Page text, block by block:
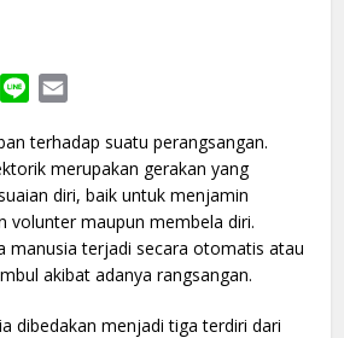
Messenger
Line
terhadap suatu perangsangan.
merupakan gerakan yang
diri, baik untuk menjamin
volunter maupun membela diri.
manusia terjadi secara otomatis atau
akibat adanya rangsangan.
dibedakan menjadi tiga terdiri dari